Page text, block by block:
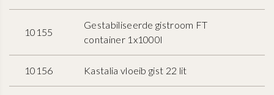
10155
Gestabiliseerde gistroom FT
container 1x1000l
10156 Kastalia vloeib gist 22 lit